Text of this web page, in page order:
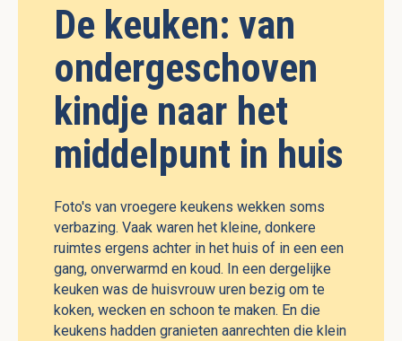
De keuken: van
ondergeschoven
kindje naar het
middelpunt in huis
Foto's van vroegere keukens wekken soms
verbazing. Vaak waren het kleine, donkere
ruimtes ergens achter in het huis of in een een
gang, onverwarmd en koud. In een dergelijke
keuken was de huisvrouw uren bezig om te
koken, wecken en schoon te maken. En die
keukens hadden granieten aanrechten die klein